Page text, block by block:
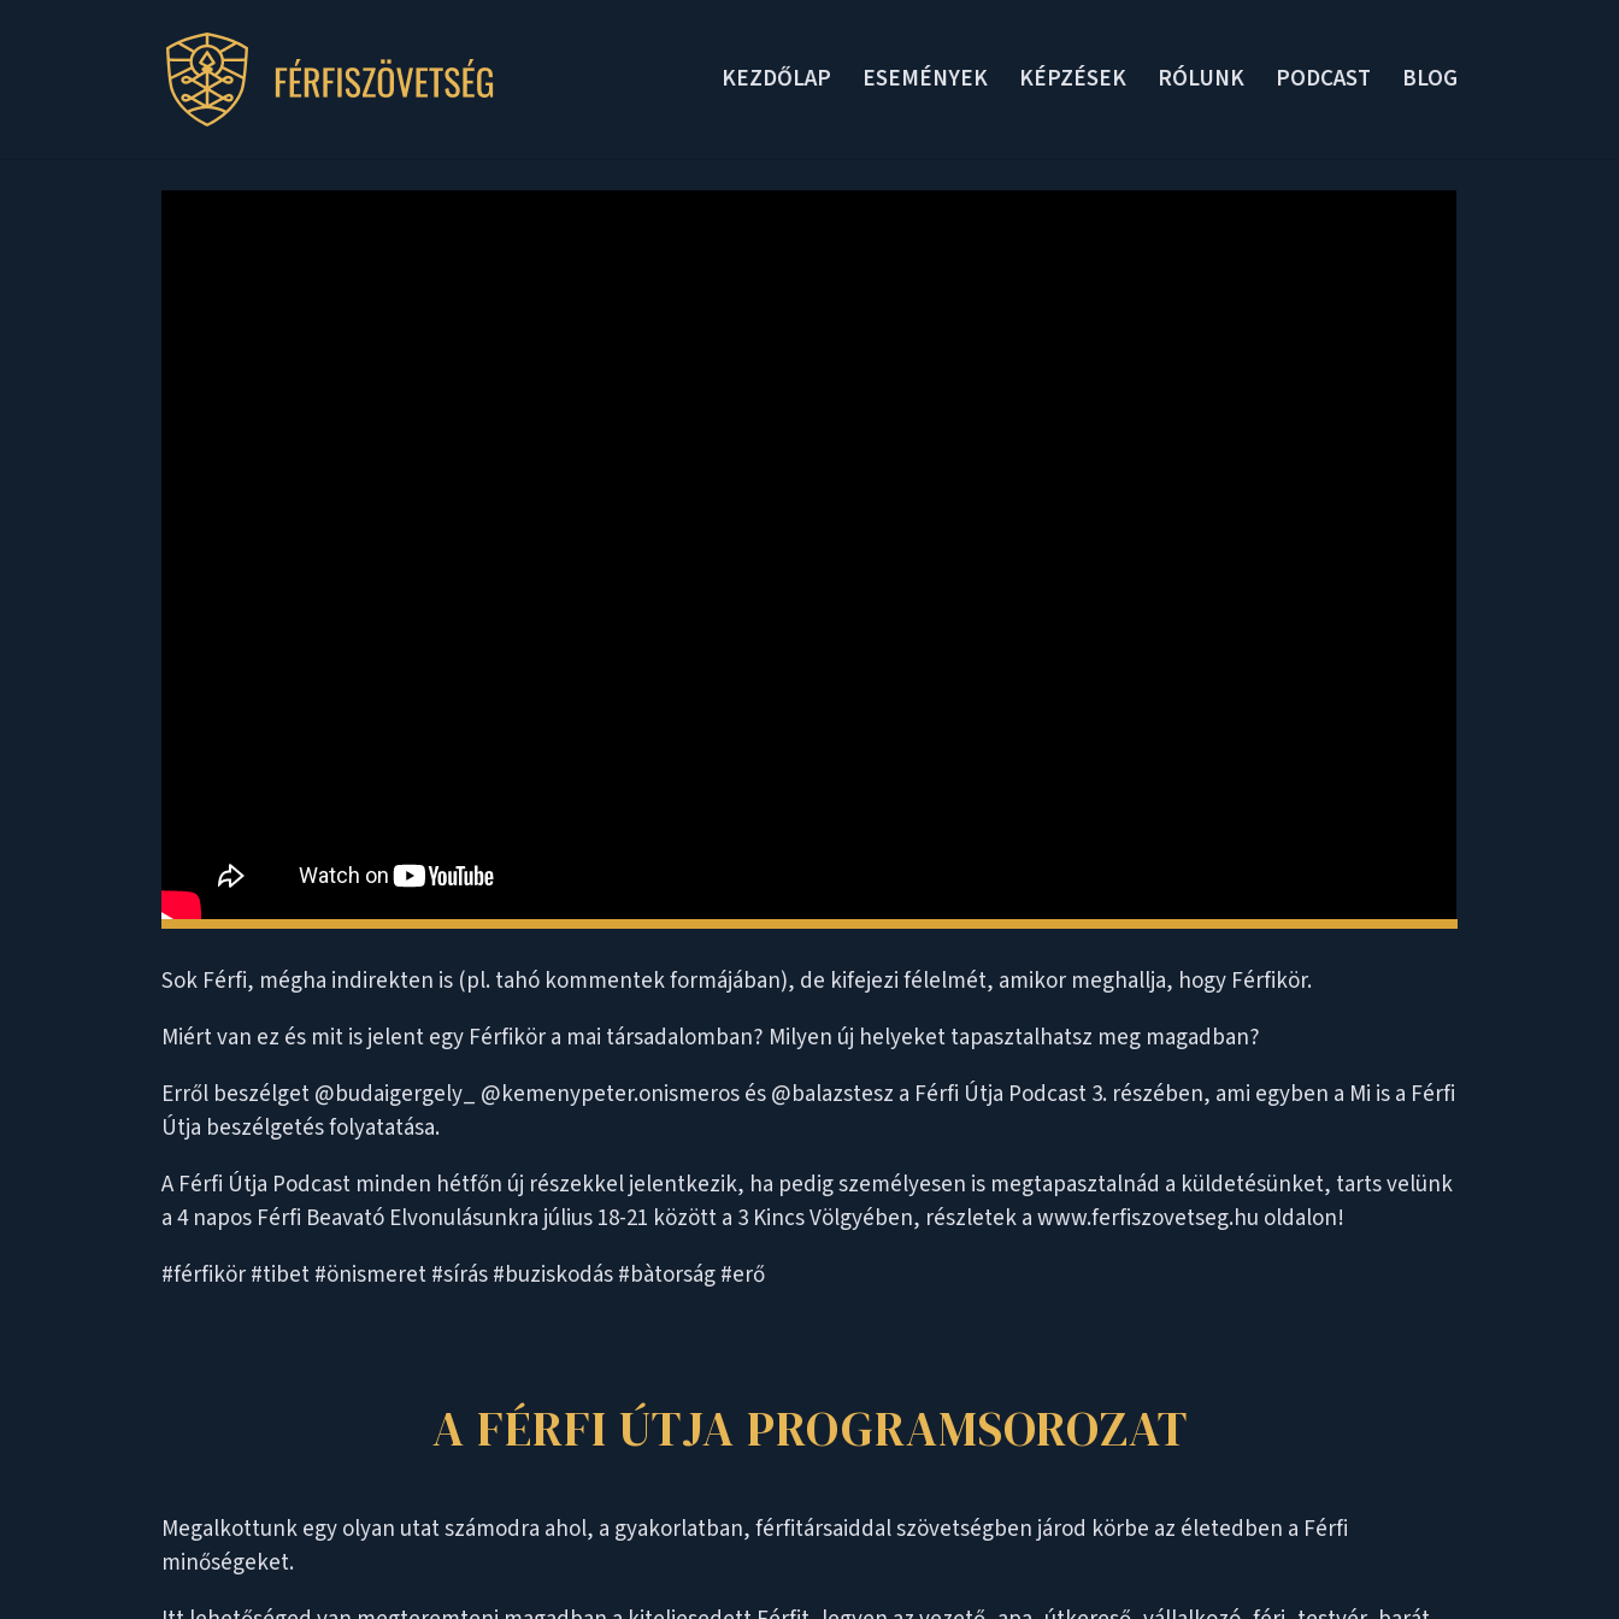
KEZDŐLAP ESEMÉNYEK KÉPZÉSEK RÓLUNK PODCAST BLOG
Sok Férfi, mégha indirekten is (pl. tahó kommentek formájában), de kifejezi félelmét, amikor meghallja, hogy Férfikör.
Miért van ez és mit is jelent egy Férfikör a mai társadalomban? Milyen új helyeket tapasztalhatsz meg magadban?
Erről beszélget @budaigergely_ @kemenypeter.onismeros és @balazstesz a Férfi Útja Podcast 3. részében, ami egyben a Mi is a Férfi
Útja beszélgetés folyatatása.
A Férfi Útja Podcast minden hétfőn új részekkel jelentkezik, ha pedig személyesen is megtapasztalnád a küldetésünket, tarts velünk
a 4 napos Férfi Beavató Elvonulásunkra július 18-21 között a 3 Kincs Völgyében, részletek a www.ferfiszovetseg.hu oldalon!
#férfikör #tibet #önismeret #sírás #buziskodás #bàtorság #erő
A FÉRFI ÚTJA PROGRAMSOROZAT
Megalkottunk egy olyan utat számodra ahol, a gyakorlatban, férfitársaiddal szövetségben járod körbe az életedben a Férfi
minőségeket.